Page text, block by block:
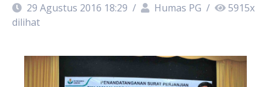
29 Agustus 2016 18:29 / Humas PG / 5915x
dilihat